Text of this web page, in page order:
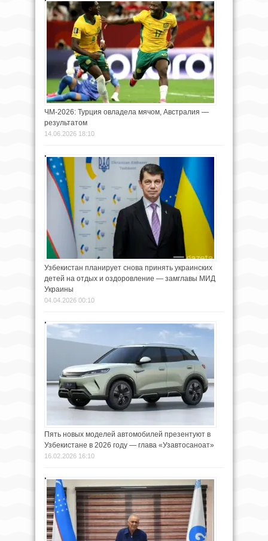
ЧМ-2026: Турция овладела мячом, Австралия —
результатом
14.06.2026 18:10
Узбекистан планирует снова принять украинских
детей на отдых и оздоровление — замглавы МИД
Украины
04.04.2026 00:10
Пять новых моделей автомобилей презентуют в
Узбекистане в 2026 году — глава «Узавтосаноат»
16.02.2026 16:10